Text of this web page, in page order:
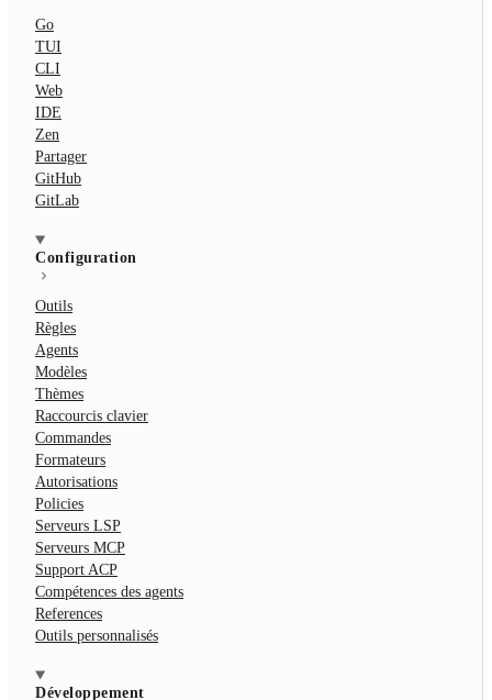
Go
TUI
CLI
Web
IDE
Zen
Partager
GitHub
GitLab
Configuration
Outils
Règles
Agents
Modèles
Thèmes
Raccourcis clavier
Commandes
Formateurs
Autorisations
Policies
Serveurs LSP
Serveurs MCP
Support ACP
Compétences des agents
References
Outils personnalisés
Développement